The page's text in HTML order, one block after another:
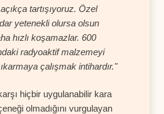
tartışıyoruz. Özel
yetenekli olursa olsun
hızlı koşamazlar. 600
radyoaktif malzemeyi
çalışmak intihardır."
hiçbir uygulanabilir kara
olmadığını vurgulayan